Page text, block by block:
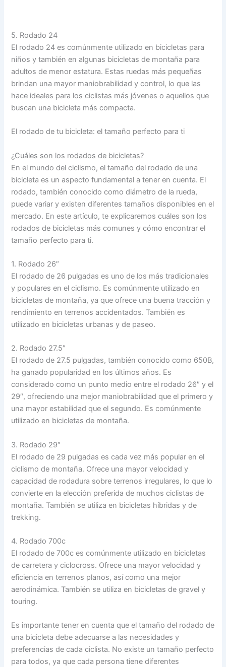
5. Rodado 24
El rodado 24 es comúnmente utilizado en bicicletas para
niños y también en algunas bicicletas de montaña para
adultos de menor estatura. Estas ruedas más pequeñas
brindan una mayor maniobrabilidad y control, lo que las
hace ideales para los ciclistas más jóvenes o aquellos que
buscan una bicicleta más compacta.
El rodado de tu bicicleta: el tamaño perfecto para ti
¿Cuáles son los rodados de bicicletas?
En el mundo del ciclismo, el tamaño del rodado de una
bicicleta es un aspecto fundamental a tener en cuenta. El
rodado, también conocido como diámetro de la rueda,
puede variar y existen diferentes tamaños disponibles en el
mercado. En este artículo, te explicaremos cuáles son los
rodados de bicicletas más comunes y cómo encontrar el
tamaño perfecto para ti.
1. Rodado 26″
El rodado de 26 pulgadas es uno de los más tradicionales
y populares en el ciclismo. Es comúnmente utilizado en
bicicletas de montaña, ya que ofrece una buena tracción y
rendimiento en terrenos accidentados. También es
utilizado en bicicletas urbanas y de paseo.
2. Rodado 27.5″
El rodado de 27.5 pulgadas, también conocido como 650B,
ha ganado popularidad en los últimos años. Es
considerado como un punto medio entre el rodado 26″ y el
29″, ofreciendo una mejor maniobrabilidad que el primero y
una mayor estabilidad que el segundo. Es comúnmente
utilizado en bicicletas de montaña.
3. Rodado 29″
El rodado de 29 pulgadas es cada vez más popular en el
ciclismo de montaña. Ofrece una mayor velocidad y
capacidad de rodadura sobre terrenos irregulares, lo que lo
convierte en la elección preferida de muchos ciclistas de
montaña. También se utiliza en bicicletas híbridas y de
trekking.
4. Rodado 700c
El rodado de 700c es comúnmente utilizado en bicicletas
de carretera y ciclocross. Ofrece una mayor velocidad y
eficiencia en terrenos planos, así como una mejor
aerodinámica. También se utiliza en bicicletas de gravel y
touring.
Es importante tener en cuenta que el tamaño del rodado de
una bicicleta debe adecuarse a las necesidades y
preferencias de cada ciclista. No existe un tamaño perfecto
para todos, ya que cada persona tiene diferentes